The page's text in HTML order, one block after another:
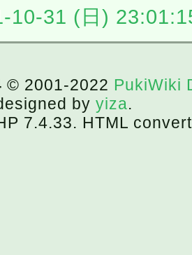
10-31 (日)
© 2001-2022 PukiWiki
by yiza.
7.4.33. HTML